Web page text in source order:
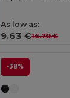
As low as:
9.63 €16.70 €
-38%